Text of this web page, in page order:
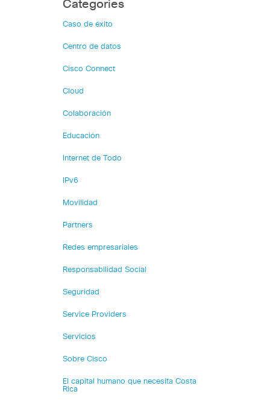
Categories
Caso de éxito
Centro de datos
Cisco Connect
Cloud
Colaboración
Educación
Internet de Todo
IPv6
Movilidad
Partners
Redes empresariales
Responsabilidad Social
Seguridad
Service Providers
Servicios
Sobre Cisco
El capital humano que necesita Costa
Rica